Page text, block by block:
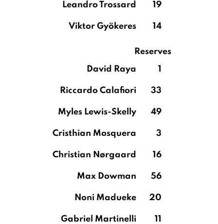
Leandro Trossard 19
Viktor Gyökeres 14
Reserves
David Raya
1
Riccardo Calafiori 33
Myles Lewis-Skelly 49
Cristhian Mosquera 3
Christian Nørgaard 16
Max Dowman 56
Noni Madueke 20
Gabriel Martinelli 11